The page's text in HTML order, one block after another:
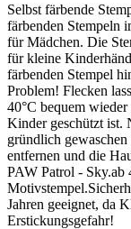
Selbst färbende
färbenden Stempeln
für Mädchen. Die
für kleine
färbenden Stempel
Problem! Flecken
40°C bequem
Kinder geschützt ist.
gründlich
entfernen und die
PAW Patrol - Sky.ab
Jahren geeignet, da
Erstickungsgefahr!